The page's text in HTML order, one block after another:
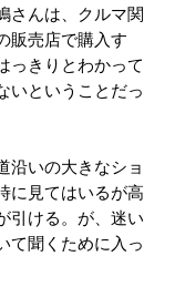
さんは、クルマ関
販売店で購入す
っきりとわかって
いということだっ
沿いの大きなショ
に見てはいるが高
引ける。が、迷い
て聞くために入っ